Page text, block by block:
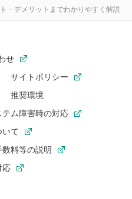
・デメリットまでわかりやすく解説
せ
サイトポリシー
推奨環境
テム障害時の対応
いて
料等の説明
応